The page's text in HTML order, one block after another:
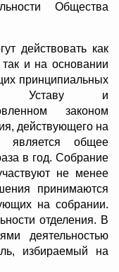
Общества
действовать как
и на основании
принципиальных
Уставу и
законом
действующего на
является общее
в год. Собрание
не менее
принимаются
на собрании.
отделения. В
деятельностью
избираемый на